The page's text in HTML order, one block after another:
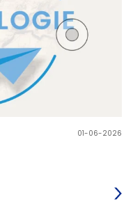
01-06-2026